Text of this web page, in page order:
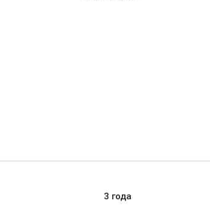
3 года